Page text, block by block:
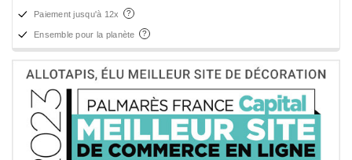
Paiement jusqu'à 12x
Ensemble pour la planète